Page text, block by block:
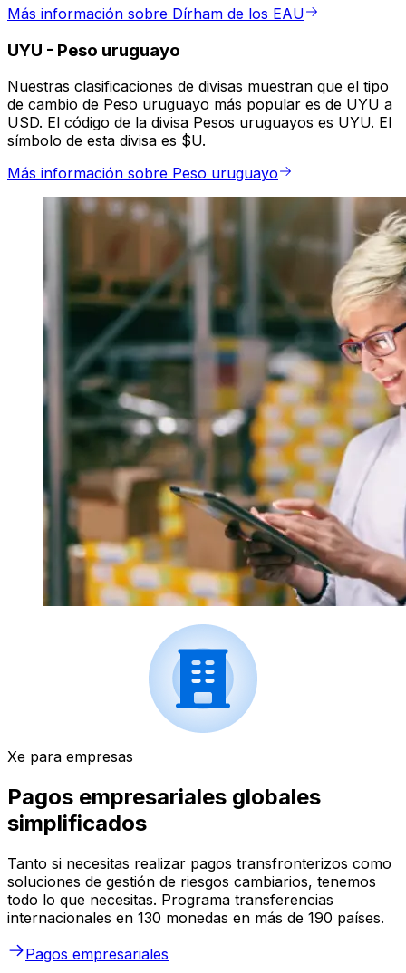
Más información sobre Dírham de los EAU
UYU - Peso uruguayo
Nuestras clasificaciones de divisas muestran que el tipo
de cambio de Peso uruguayo más popular es de UYU a
USD. El código de la divisa Pesos uruguayos es UYU. El
símbolo de esta divisa es $U.
Más información sobre Peso uruguayo
Xe para empresas
Pagos empresariales globales
simplificados
Tanto si necesitas realizar pagos transfronterizos como
soluciones de gestión de riesgos cambiarios, tenemos
todo lo que necesitas. Programa transferencias
internacionales en 130 monedas en más de 190 países.
Pagos empresariales